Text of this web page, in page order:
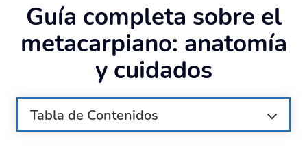
Guía completa sobre el
metacarpiano: anatomía
y cuidados
Tabla de Contenidos